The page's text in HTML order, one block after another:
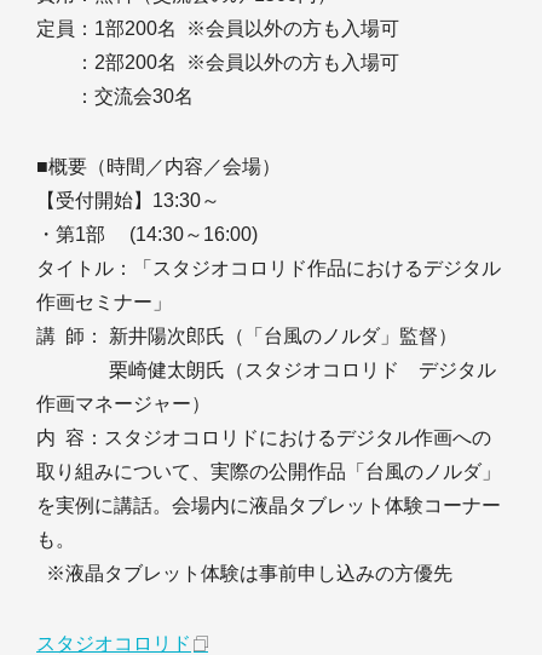
定員：1部200名 ※会員以外の方も入場可
：2部200名 ※会員以外の方も入場可
：交流会30名
■概要（時間／内容／会場）
【受付開始】13:30～
・第1部 (14:30～16:00)
タイトル：「スタジオコロリド作品におけるデジタル
作画セミナー」
講 師： 新井陽次郎氏（「台風のノルダ」監督）
栗崎健太朗氏（スタジオコロリド デジタル
作画マネージャー）
内 容：スタジオコロリドにおけるデジタル作画への
取り組みについて、実際の公開作品「台風のノルダ」
を実例に講話。会場内に液晶タブレット体験コーナー
も。
※液晶タブレット体験は事前申し込みの方優先
スタジオコロリド